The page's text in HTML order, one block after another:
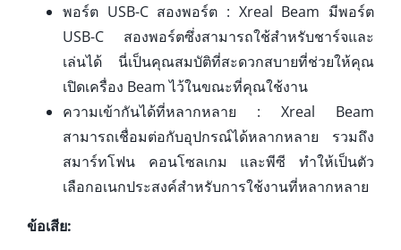
พอร์ต USB-C สองพอร์ต : Xreal Beam มีพอร์ต
USB-C สองพอร์ตซึ่งสามารถใช้สำหรับชาร์จและ
เล่นได้ นี่เป็นคุณสมบัติที่สะดวกสบายที่ช่วยให้คุณ
เปิดเครื่อง Beam ไว้ในขณะที่คุณใช้งาน
ความเข้ากันได้ที่หลากหลาย : Xreal Beam
สามารถเชื่อมต่อกับอุปกรณ์ได้หลากหลาย รวมถึง
สมาร์ทโฟน คอนโซลเกม และพีซี ทำให้เป็นตัว
เลือกอเนกประสงค์สำหรับการใช้งานที่หลากหลาย
ข้อเสีย: